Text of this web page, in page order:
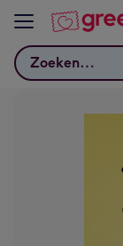
Bekijk meer
Zoeken